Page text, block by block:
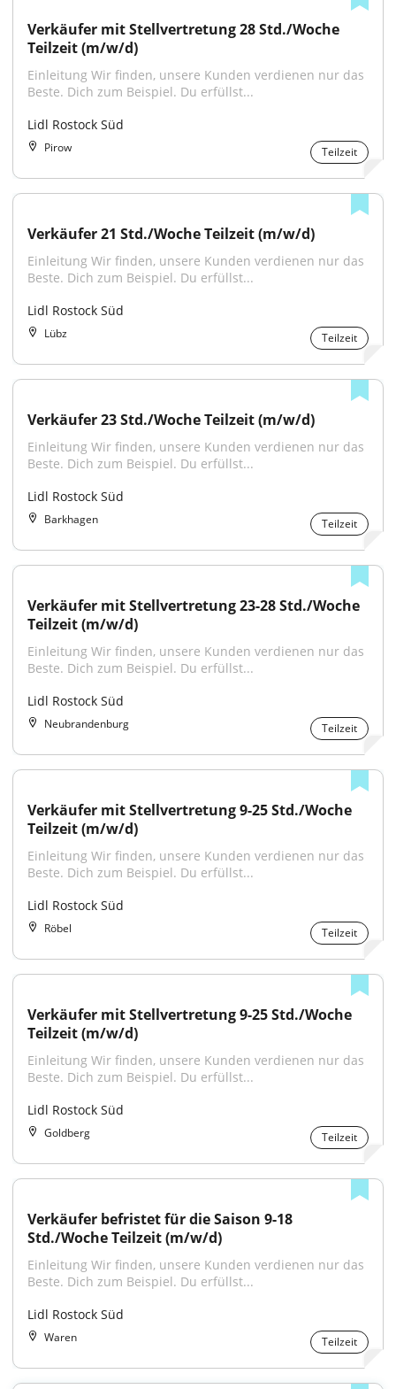
Verkäufer mit Stellvertretung 28 Std./Woche
Teilzeit (m/w/d)
Einleitung Wir finden, unsere Kunden verdienen nur das
Beste. Dich zum Beispiel. Du erfüllst...
Lidl Rostock Süd
Pirow Teilzeit
Verkäufer 21 Std./Woche Teilzeit (m/w/d)
Einleitung Wir finden, unsere Kunden verdienen nur das
Beste. Dich zum Beispiel. Du erfüllst...
Lidl Rostock Süd
Lübz Teilzeit
Verkäufer 23 Std./Woche Teilzeit (m/w/d)
Einleitung Wir finden, unsere Kunden verdienen nur das
Beste. Dich zum Beispiel. Du erfüllst...
Lidl Rostock Süd
Barkhagen Teilzeit
Verkäufer mit Stellvertretung 23-28 Std./Woche
Teilzeit (m/w/d)
Einleitung Wir finden, unsere Kunden verdienen nur das
Beste. Dich zum Beispiel. Du erfüllst...
Lidl Rostock Süd
Neubrandenburg Teilzeit
Verkäufer mit Stellvertretung 9-25 Std./Woche
Teilzeit (m/w/d)
Einleitung Wir finden, unsere Kunden verdienen nur das
Beste. Dich zum Beispiel. Du erfüllst...
Lidl Rostock Süd
Röbel Teilzeit
Verkäufer mit Stellvertretung 9-25 Std./Woche
Teilzeit (m/w/d)
Einleitung Wir finden, unsere Kunden verdienen nur das
Beste. Dich zum Beispiel. Du erfüllst...
Lidl Rostock Süd
Goldberg Teilzeit
Verkäufer befristet für die Saison 9-18
Std./Woche Teilzeit (m/w/d)
Einleitung Wir finden, unsere Kunden verdienen nur das
Beste. Dich zum Beispiel. Du erfüllst...
Lidl Rostock Süd
Waren Teilzeit